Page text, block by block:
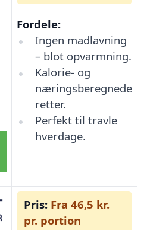
Fordele:
Ingen madlavning
– blot opvarmning.
Kalorie- og
næringsberegnede
retter.
Perfekt til travle
hverdage.
Pris: Fra 46,5 kr.
pr. portion